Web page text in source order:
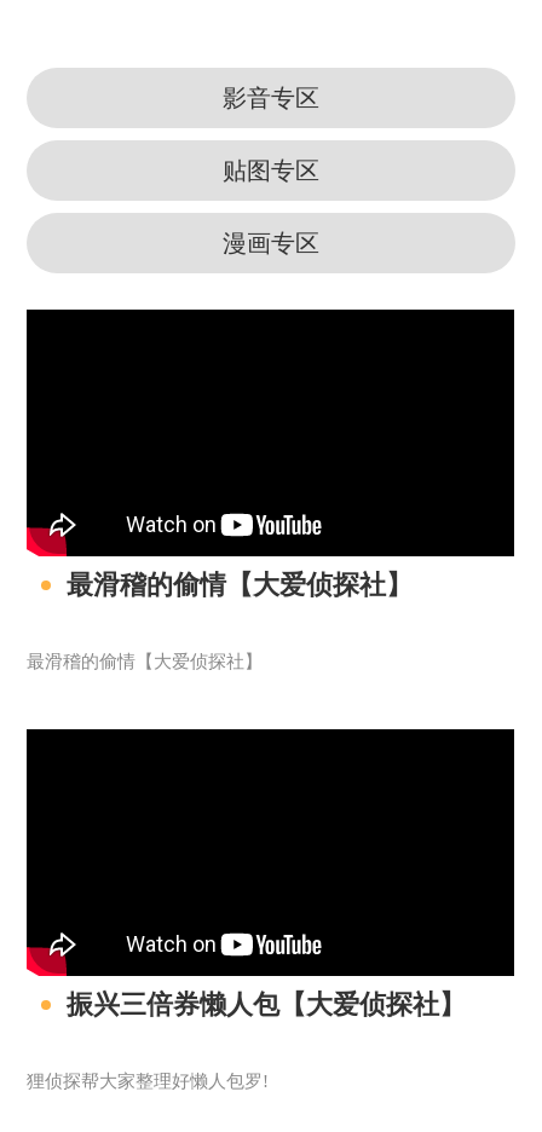
影音专区
贴图专区
漫画专区
最滑稽的偷情【大爱侦探社】
最滑稽的偷情【大爱侦探社】
振兴三倍券懒人包【大爱侦探社】
狸侦探帮大家整理好懒人包罗!